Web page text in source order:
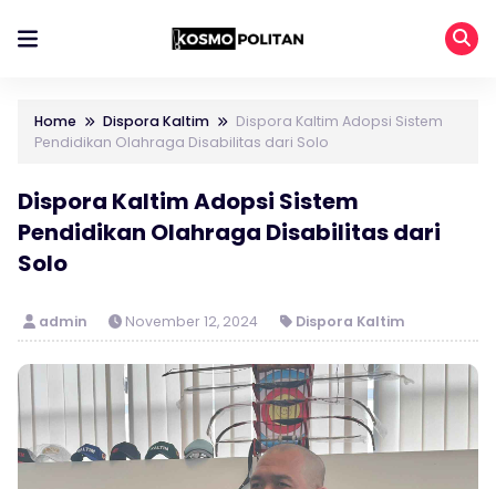
Home Dispora Kaltim
Dispora Kaltim Adopsi Sistem
Pendidikan Olahraga Disabilitas dari Solo
Dispora Kaltim Adopsi Sistem
Pendidikan Olahraga Disabilitas dari
Solo
admin November 12, 2024 Dispora Kaltim